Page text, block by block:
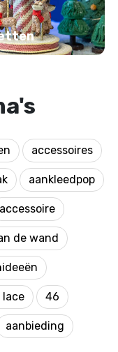
accessoires
aankleedpop
accessoire
de wand
lace 46
aanbieding